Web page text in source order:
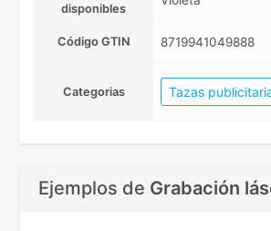
disponibles
Código GTIN 8719941049888
Categorias Tazas
Ejemplos de Grabación